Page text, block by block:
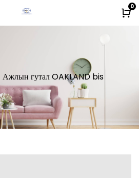
0
Ажлын гутал OAKLAND bis